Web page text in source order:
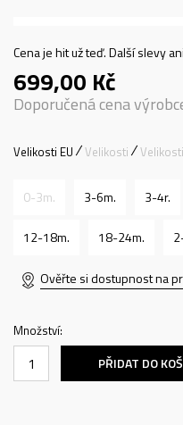
Cena je hit už teď. Další slevy
699,00 Kč
Doporučená cena
Velikosti EU Velikosti
0-3m. 3-6m. 3-4r.
12-18m. 18-24m.
Ověřte si dostupnost na
Množství:
PŘIDAT DO